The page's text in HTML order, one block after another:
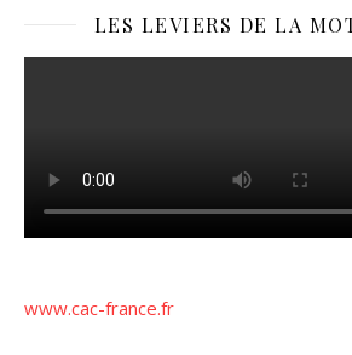
LES LEVIERS DE LA
www.cac-france.fr